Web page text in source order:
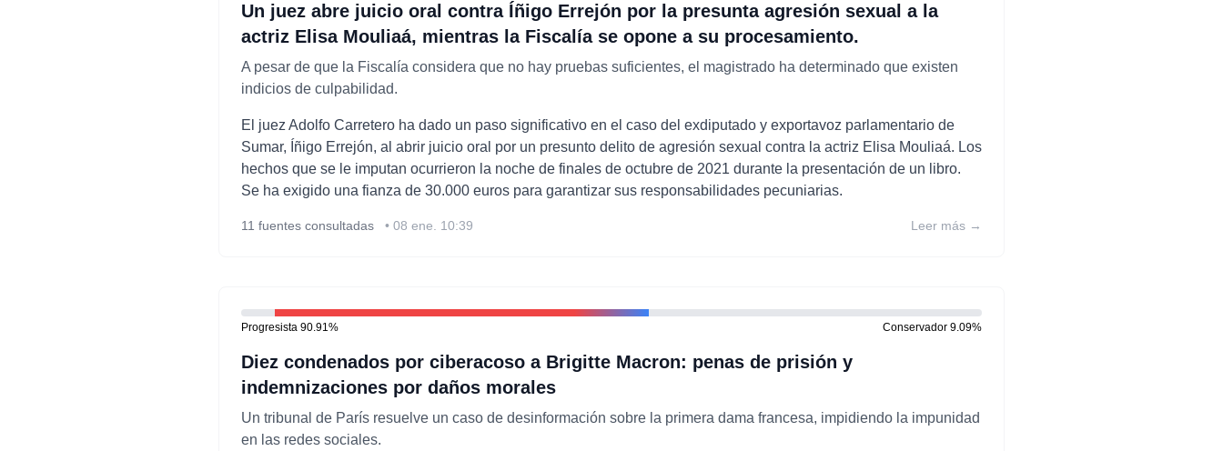
Un juez abre juicio oral contra Íñigo Errejón por la presunta agresión sexual a la
actriz Elisa Mouliaá, mientras la Fiscalía se opone a su procesamiento.
A pesar de que la Fiscalía considera que no hay pruebas suficientes, el magistrado ha determinado que existen
indicios de culpabilidad.
El juez Adolfo Carretero ha dado un paso significativo en el caso del exdiputado y exportavoz parlamentario de
Sumar, Íñigo Errejón, al abrir juicio oral por un presunto delito de agresión sexual contra la actriz Elisa Mouliaá. Los
hechos que se le imputan ocurrieron la noche de finales de octubre de 2021 durante la presentación de un libro.
Se ha exigido una fianza de 30.000 euros para garantizar sus responsabilidades pecuniarias.
11 fuentes consultadas • 08 ene. 10:39 Leer más →
Progresista 90.91% Conservador 9.09%
Diez condenados por ciberacoso a Brigitte Macron: penas de prisión y
indemnizaciones por daños morales
Un tribunal de París resuelve un caso de desinformación sobre la primera dama francesa, impidiendo la impunidad
en las redes sociales.